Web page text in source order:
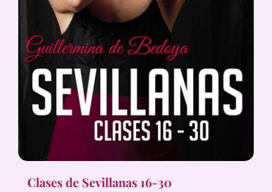
Clases de Sevillanas 16-30